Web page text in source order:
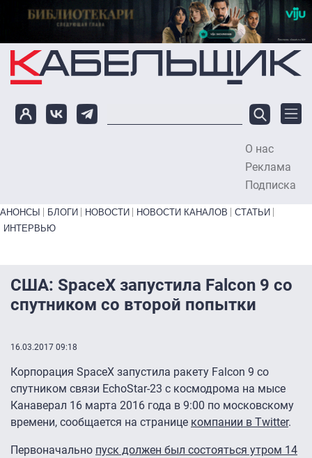
Перейти к основному содержанию
О нас
Реклама
Подписка
Primary links bottom
АНОНСЫ БЛОГИ НОВОСТИ НОВОСТИ КАНАЛОВ
СТАТЬИ
ИНТЕРВЬЮ
США: SpaceX запустила Falcon 9 со
спутником со второй попытки
16.03.2017 09:18
Корпорация SpaceX запустила ракету Falcon 9 со
спутником связи EchoStar-23 с космодрома на мысе
Канаверал 16 марта 2016 года в 9:00 по московскому
времени, сообщается на странице компании в Twitter.
Первоначально пуск должен был состояться утром 14